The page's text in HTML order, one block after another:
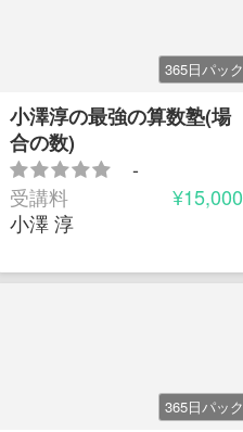
365日パック
小澤淳の最強の算数塾(場
合の数)
-
受講料
¥15,000
小澤 淳
365日パック